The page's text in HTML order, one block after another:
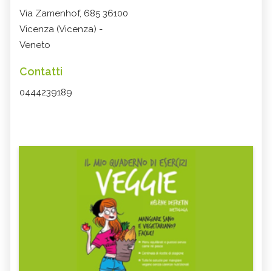
Via Zamenhof, 685 36100
Vicenza (Vicenza) -
Veneto
Contatti
0444239189